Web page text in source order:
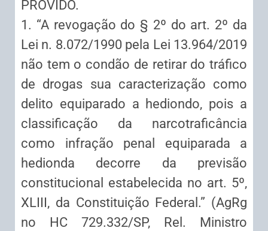
PROVIDO.
1. “A revogação do § 2º do art. 2º da
Lei n. 8.072/1990 pela Lei 13.964/2019
não tem o condão de retirar do tráfico
de drogas sua caracterização como
delito equiparado a hediondo, pois a
classificação da narcotraficância
como infração penal equiparada a
hedionda decorre da previsão
constitucional estabelecida no art. 5º,
XLIII, da Constituição Federal.” (AgRg
no HC 729.332/SP, Rel. Ministro